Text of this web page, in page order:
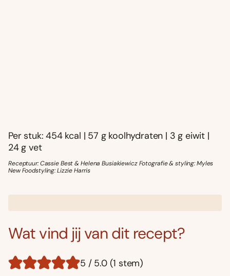
Per stuk: 454 kcal | 57 g koolhydraten | 3 g eiwit |
24 g vet
Receptuur: Cassie Best & Helena Busiakiewicz Fotografie & styling: Myles
New Foodstyling: Lizzie Harris
Wat vind jij van dit recept?
5 / 5.0 (1 stem)